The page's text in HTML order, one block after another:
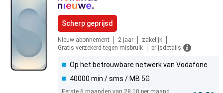
Scherp geprijsd
Nieuw abonnement 2 jaar
zakelijk
Gratis verzekerd tegen misbruik
prijsdetails
Op het betrouwbare netwerk van Vodafone
40000 min / sms / MB 5G